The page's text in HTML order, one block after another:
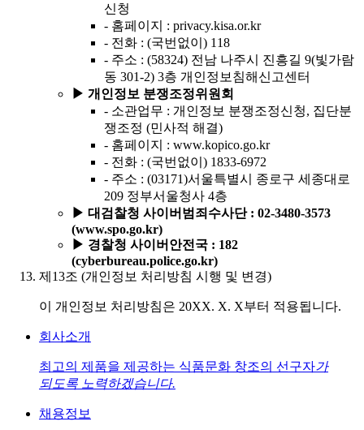
신청
- 홈페이지 : privacy.kisa.or.kr
- 전화 : (국번없이) 118
- 주소 : (58324) 전남 나주시 진흥길 9(빛가람
동 301-2) 3층 개인정보침해신고센터
▶ 개인정보 분쟁조정위원회
- 소관업무 : 개인정보 분쟁조정신청, 집단분
쟁조정 (민사적 해결)
- 홈페이지 : www.kopico.go.kr
- 전화 : (국번없이) 1833-6972
- 주소 : (03171)서울특별시 종로구 세종대로
209 정부서울청사 4층
▶ 대검찰청 사이버범죄수사단 : 02-3480-3573
(www.spo.go.kr)
▶ 경찰청 사이버안전국 : 182
(cyberbureau.police.go.kr)
제13조 (개인정보 처리방침 시행 및 변경)
이 개인정보 처리방침은 20XX. X. X부터 적용됩니다.
회사소개
최고의 제품을 제공하는 식품문화 창조의 선구자가
되도록 노력하겠습니다.
채용정보